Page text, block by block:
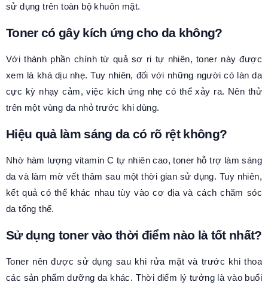
sử dụng trên toàn bộ khuôn mặt.
Toner có gây kích ứng cho da không?
Với thành phần chính từ quả sơ ri tự nhiên, toner này được
xem là khá dịu nhẹ. Tuy nhiên, đối với những người có làn da
cực kỳ nhạy cảm, việc kích ứng nhẹ có thể xảy ra. Nên thử
trên một vùng da nhỏ trước khi dùng.
Hiệu quả làm sáng da có rõ rệt không?
Nhờ hàm lượng vitamin C tự nhiên cao, toner hỗ trợ làm sáng
da và làm mờ vết thâm sau một thời gian sử dụng. Tuy nhiên,
kết quả có thể khác nhau tùy vào cơ địa và cách chăm sóc
da tổng thể.
Sử dụng toner vào thời điểm nào là tốt nhất?
Toner nên được sử dụng sau khi rửa mặt và trước khi thoa
các sản phẩm dưỡng da khác. Thời điểm lý tưởng là vào buổi